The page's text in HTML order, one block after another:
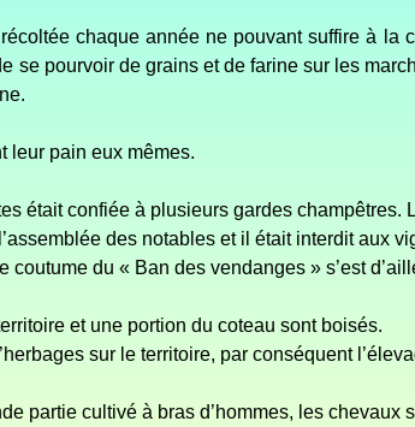
chaque année ne pouvant suffire à la
se pourvoir de grains et de farine sur les
leur pain eux mêmes.
était confiée à plusieurs gardes champêtres.
des notables et il était interdit aux
coutume du « Ban des vendanges » s’est
et une portion du coteau sont boisés.
sur le territoire, par conséquent
partie cultivé à bras d’hommes, les chevaux